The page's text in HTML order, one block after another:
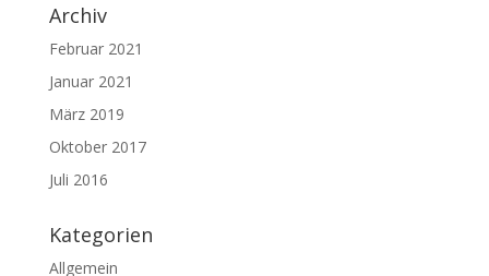
Archiv
Februar 2021
Januar 2021
März 2019
Oktober 2017
Juli 2016
Kategorien
Allgemein